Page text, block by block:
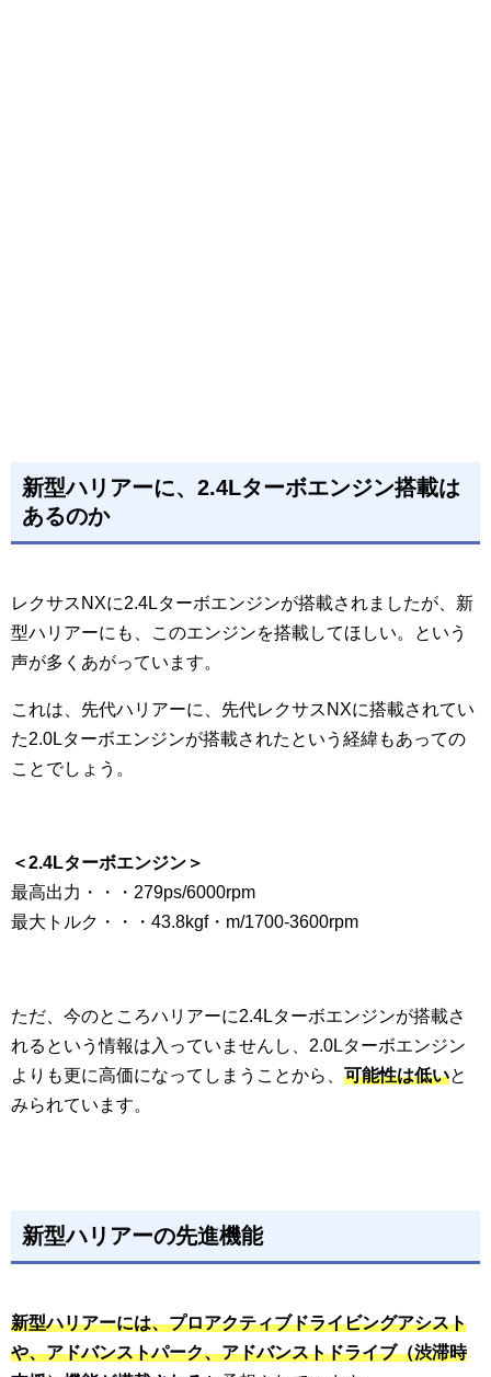
新型ハリアーに、2.4Lターボエンジン搭載は
あるのか
レクサスNXに2.4Lターボエンジンが搭載されましたが、新
型ハリアーにも、このエンジンを搭載してほしい。という
声が多くあがっています。
これは、先代ハリアーに、先代レクサスNXに搭載されてい
た2.0Lターボエンジンが搭載されたという経緯もあっての
ことでしょう。
＜2.4Lターボエンジン＞
最高出力・・・279ps/6000rpm
最大トルク・・・43.8kgf・m/1700-3600rpm
ただ、今のところハリアーに2.4Lターボエンジンが搭載さ
れるという情報は入っていませんし、2.0Lターボエンジン
よりも更に高価になってしまうことから、 可能性は低いと
みられています。
新型ハリアーの先進機能
新型ハリアーには、プロアクティブドライビングアシスト
や、アドバンストパーク、アドバンストドライブ（渋滞時